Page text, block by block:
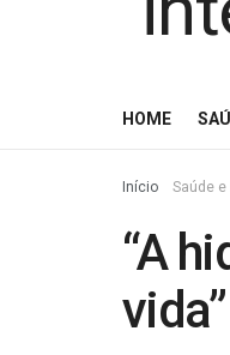
HOME
Início Saúde
“A
vida”